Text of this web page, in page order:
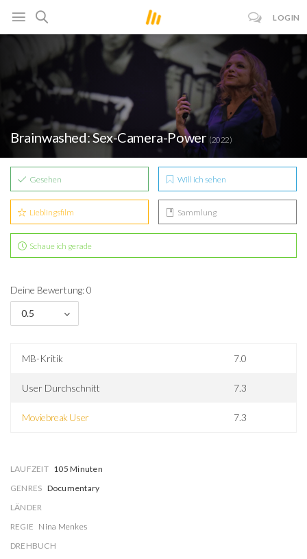
LOGIN
Brainwashed: Sex-Camera-Power (2022)
Gesehen Will ich sehen
Lieblingsfilm Sammlung
Schaue ich gerade
Deine Bewertung: 0
0.5
MB-Kritik 7.0
User Durchschnitt 7.3
Moviebreak User 7.3
LAUFZEIT 105 Minuten
GENRES Documentary
LÄNDER
REGIE Nina Menkes
DREHBUCH